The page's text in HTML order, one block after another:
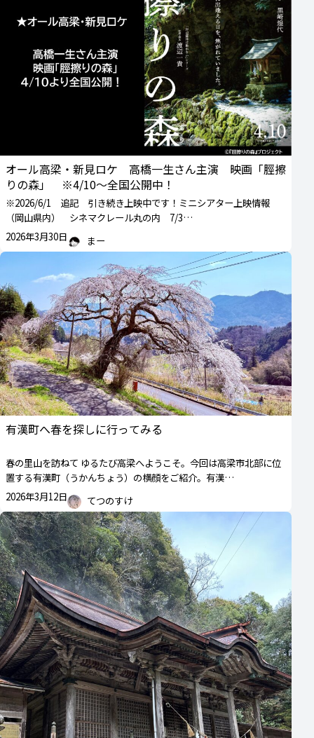
オール高梁・新見ロケ 高橋一生さん主演 映画「脛擦
りの森」 ※4/10～全国公開中！
※2026/6/1 追記 引き続き上映中です！ミニシアター上映情報
（岡山県内） シネマクレール丸の内 7/3…
2026年3月30日
まー
有漢町へ春を探しに行ってみる
春の里山を訪ねて ゆるたび高梁へようこそ。今回は高梁市北部に位
置する有漢町（うかんちょう）の横顔をご紹介。有漢…
2026年3月12日
てつのすけ